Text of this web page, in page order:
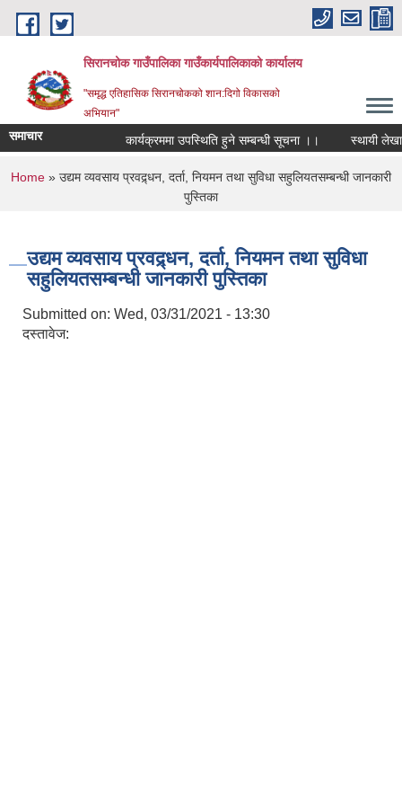
Skip to main content
सिरानचोक गाउँपालिका गाउँकार्यपालिकाको कार्यालय
"समृद्ध एतिहासिक सिरानचोकको शान:दिगो विकासको
अभियान"
समाचार कार्यक्रममा उपस्थिति हुने सम्बन्धी सूचना ।। स्थायी लेखा
You are here
Home » उद्यम व्यवसाय प्रवद्र्धन, दर्ता, नियमन तथा सुविधा सहुलियतसम्बन्धी जानकारी
पुस्तिका
उद्यम व्यवसाय प्रवद्र्धन, दर्ता, नियमन तथा सुविधा
सहुलियतसम्बन्धी जानकारी पुस्तिका
Submitted on: Wed, 03/31/2021 - 13:30
दस्तावेज: